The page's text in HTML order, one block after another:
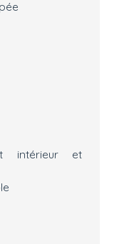
intérieur et